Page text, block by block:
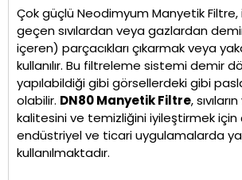
Çok güçlü Neodimyum Manyetik
geçen sıvılardan veya gazlardan
içeren) parçacıkları çıkarmak veya
kullanılır. Bu filtreleme sistemi demir
yapılabildiği gibi görsellerdeki gibi
olabilir. DN80 Manyetik Filtre,
kalitesini ve temizliğini iyileştirmek için
endüstriyel ve ticari uygulamalarda
kullanılmaktadır.